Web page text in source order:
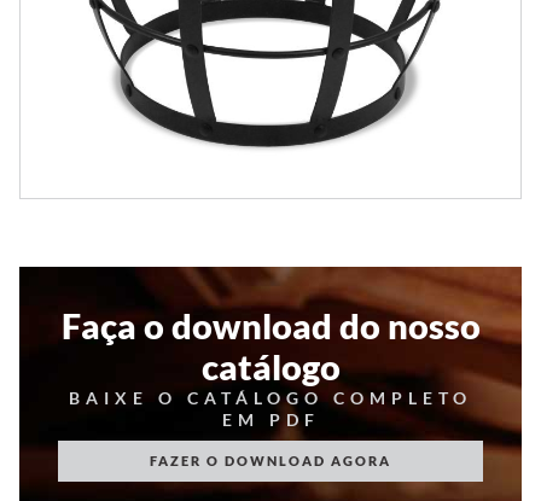
Faça o download do nosso
catálogo
BAIXE O CATÁLOGO COMPLETO
EM PDF
FAZER O DOWNLOAD AGORA